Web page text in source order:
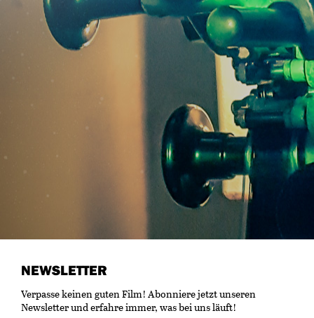
NEWSLETTER
Verpasse keinen guten Film! Abonniere jetzt unseren
Newsletter und erfahre immer, was bei uns läuft!